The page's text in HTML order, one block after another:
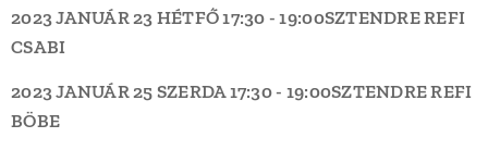
2023 JANUÁR 23 HÉTFŐ17:30 - 19:00SZTENDRE REFI
CSABI
2023 JANUÁR 25 SZERDA17:30 - 19:00SZTENDRE REFI
BÖBE